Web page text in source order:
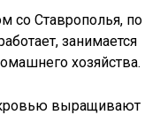
со Ставрополья, по
занимается
хозяйства.
выращивают